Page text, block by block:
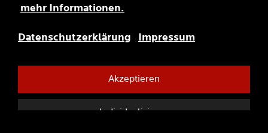
mehr Informationen.
Datenschutzerklärung Impressum
Akzeptieren
Individualisieren